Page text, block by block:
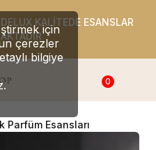
için
çerezler
bilgiye
KALİTEDE ESANSLAR
0
Parfüm Esansları